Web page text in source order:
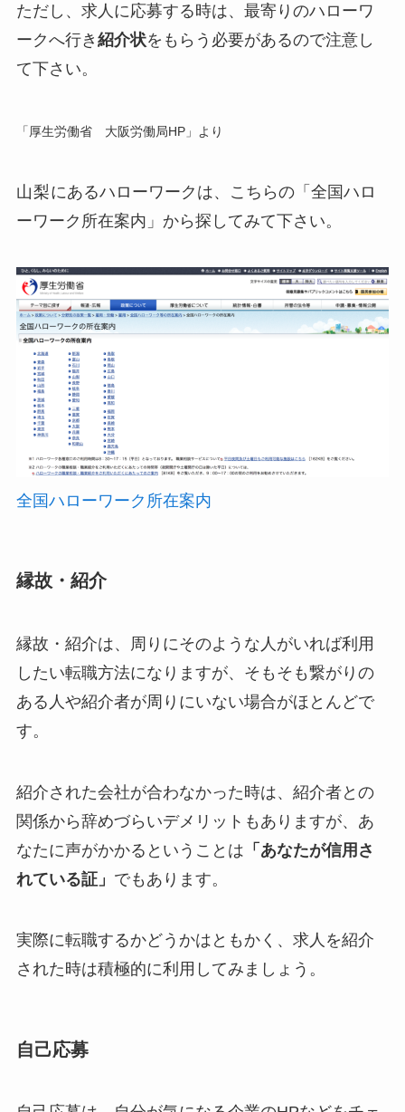
ただし、求人に応募する時は、最寄りのハローワ
ークへ行き 紹介状をもらう必要があるので注意し
て下さい。
「厚生労働省 大阪労働局HP」より
山梨にあるハローワークは、こちらの「全国ハロ
ーワーク所在案内」から探してみて下さい。
全国ハローワーク所在案内
縁故・紹介
縁故・紹介は、周りにそのような人がいれば利用
したい転職方法になりますが、そもそも繋がりの
ある人や紹介者が周りにいない場合がほとんどで
す。
紹介された会社が合わなかった時は、紹介者との
関係から辞めづらいデメリットもありますが、あ
なたに声がかかるということは 「あなたが信用さ
れている証」 でもあります。
実際に転職するかどうかはともかく、求人を紹介
された時は積極的に利用してみましょう。
自己応募